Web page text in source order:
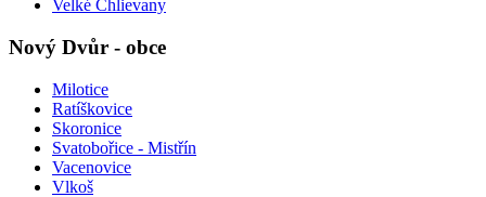
Velké Chlievany
Nový Dvůr - obce
Milotice
Ratíškovice
Skoronice
Svatobořice - Mistřín
Vacenovice
Vlkoš